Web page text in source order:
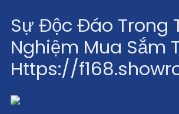
Sự Độc Đáo Trong
Nghiệm Mua Sắm
Https://